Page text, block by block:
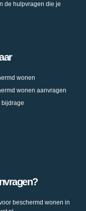
de hulpvragen die je
wonen
wonen aanvragen
bijdrage
beschermd wonen in